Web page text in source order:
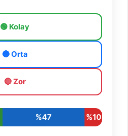
🟢 Kolay
🔵 Orta
🔴 Zor
%47 %10